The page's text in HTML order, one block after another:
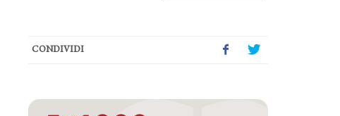
CONDIVIDI